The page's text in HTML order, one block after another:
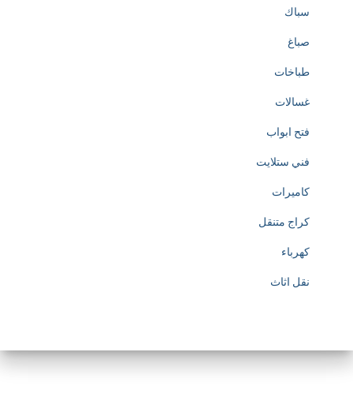
سباك
صباغ
طباخات
غسالات
فتح ابواب
فني ستلايت
كاميرات
كراج متنقل
كهرباء
نقل اثاث